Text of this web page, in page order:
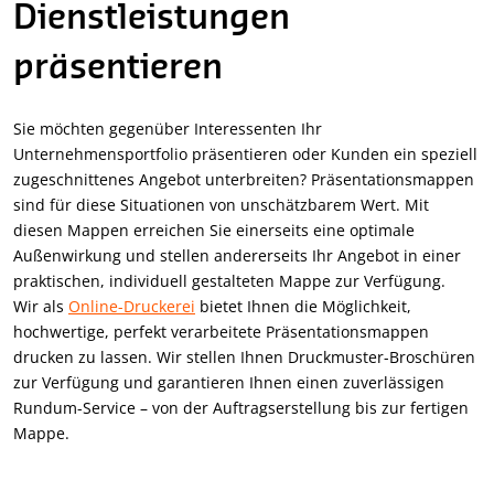
Dienstleistungen
präsentieren
Sie möchten gegenüber Interessenten Ihr
Unternehmensportfolio präsentieren oder Kunden ein speziell
zugeschnittenes Angebot unterbreiten? Präsentationsmappen
sind für diese Situationen von unschätzbarem Wert. Mit
diesen Mappen erreichen Sie einerseits eine optimale
Außenwirkung und stellen andererseits Ihr Angebot in einer
praktischen, individuell gestalteten Mappe zur Verfügung.
Wir als Online-Druckerei bietet Ihnen die Möglichkeit,
hochwertige, perfekt verarbeitete Präsentationsmappen
drucken zu lassen. Wir stellen Ihnen Druckmuster-Broschüren
zur Verfügung und garantieren Ihnen einen zuverlässigen
Rundum-Service – von der Auftragserstellung bis zur fertigen
Mappe.